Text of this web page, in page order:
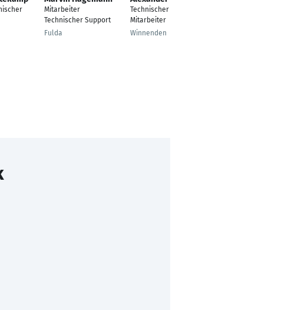
Mitarbeiter
Technischer Support
Fulda
Technischer
Mitarbeiter
Winnenden